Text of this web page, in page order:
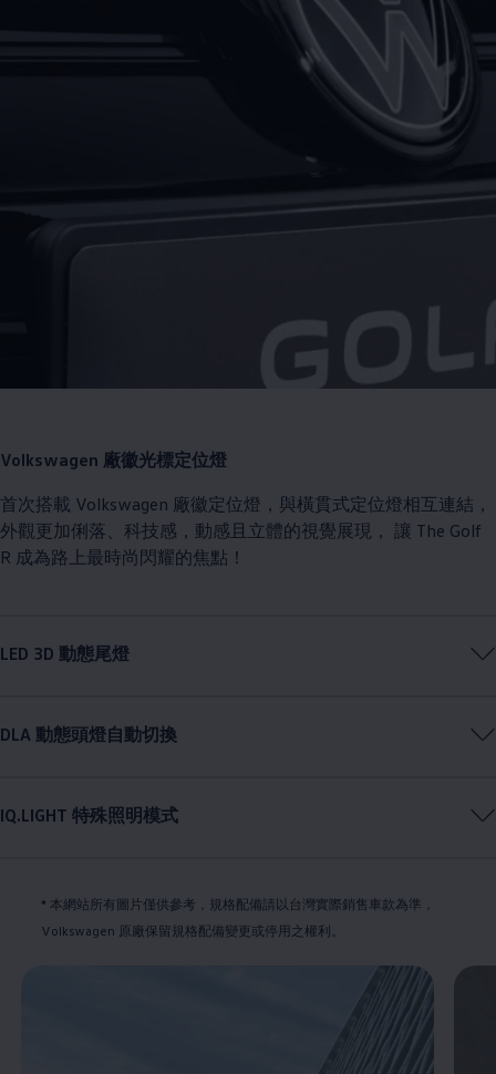
Volkswagen 廠徽光標定位燈
首次搭載 Volkswagen 廠徽定位燈，與橫貫式定位燈相互連結，
外觀更加俐落、科技感，動感且立體的視覺展現， 讓 The Golf
R 成為路上最時尚閃耀的焦點！
LED 3D 動態尾燈
DLA 動態頭燈自動切換
IQ.LIGHT 特殊照明模式
* 本網站所有圖片僅供參考，規格配備請以台灣實際銷售車款為準
Volkswagen 原廠保留規格配備變更或停用之權利。